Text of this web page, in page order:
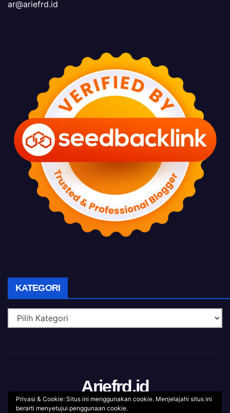
ar@ariefrd.id
Privasi & Cookie: Situs ini menggunakan cookie. Menjelajahi situs ini
berarti menyetujui penggunaan cookie.
KATEGORI
Kategori
Ariefrd.id